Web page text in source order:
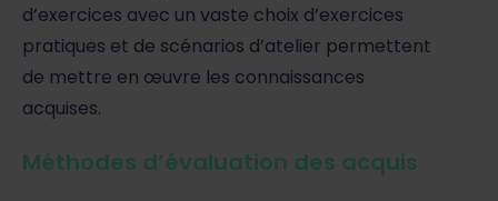
d’exercices avec un vaste choix d’exercices
pratiques et de scénarios d’atelier permettent
de mettre en œuvre les connaissances
acquises.
Méthodes d’évaluation des acquis